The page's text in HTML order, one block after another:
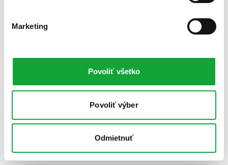
Marketing
Povoliť všetko
Povoliť výber
Odmietnuť